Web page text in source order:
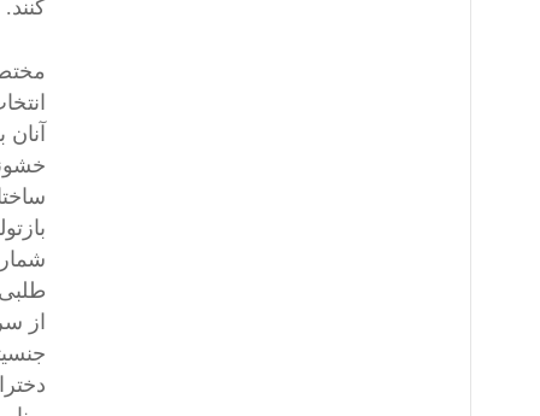
کنند.
از